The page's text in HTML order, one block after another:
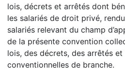
lois, décrets et arrêtés dont
les salariés de droit privé,
salariés relevant du champ
de la présente convention
lois, des décrets, des arrêtés
conventionnelles de branche.